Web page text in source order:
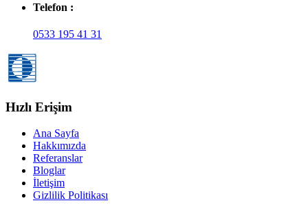
Telefon :
0533 195 41 31
Hızlı Erişim
Ana Sayfa
Hakkımızda
Referanslar
Bloglar
İletişim
Gizlilik Politikası